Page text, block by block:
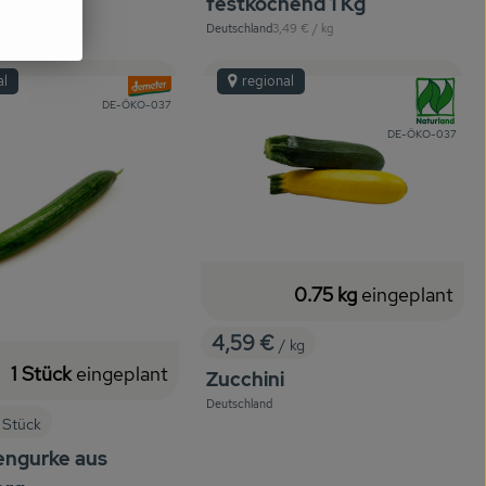
, Herkunft:
Deutschland, Referenzpreis:
3,49 € / kg
aus
1 Stückeingeplant
, Verband:
, Kontrollstelle:
DE-ÖKO-037
, Preis:
4,59 € / kg
Zucchini
, Herkunft:
Deutschland
0.75 kg eingeplant
, Verband:
, Kontrollstelle:
DE-ÖKO-037
regional